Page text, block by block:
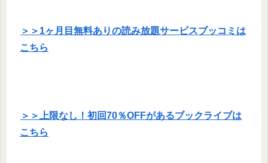
＞＞1ヶ月目無料ありの読み放題サービスブッコミは
こちら
＞＞上限なし！初回70％OFFがあるブックライブは
こちら